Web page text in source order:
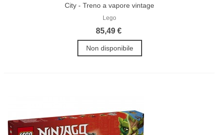
City - Treno a vapore vintage
Lego
85,49 €
Non disponibile